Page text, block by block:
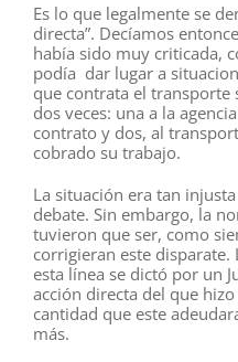
Es lo que legalmente se
directa”. Decíamos
había sido muy criticada,
podía dar lugar a
que contrata el transporte
dos veces: una a la
contrato y dos, al
cobrado su trabajo.
La situación era tan
debate. Sin embargo, la
tuvieron que ser, como
corrigieran este disparate.
esta línea se dictó por un
acción directa del que
cantidad que este
más.